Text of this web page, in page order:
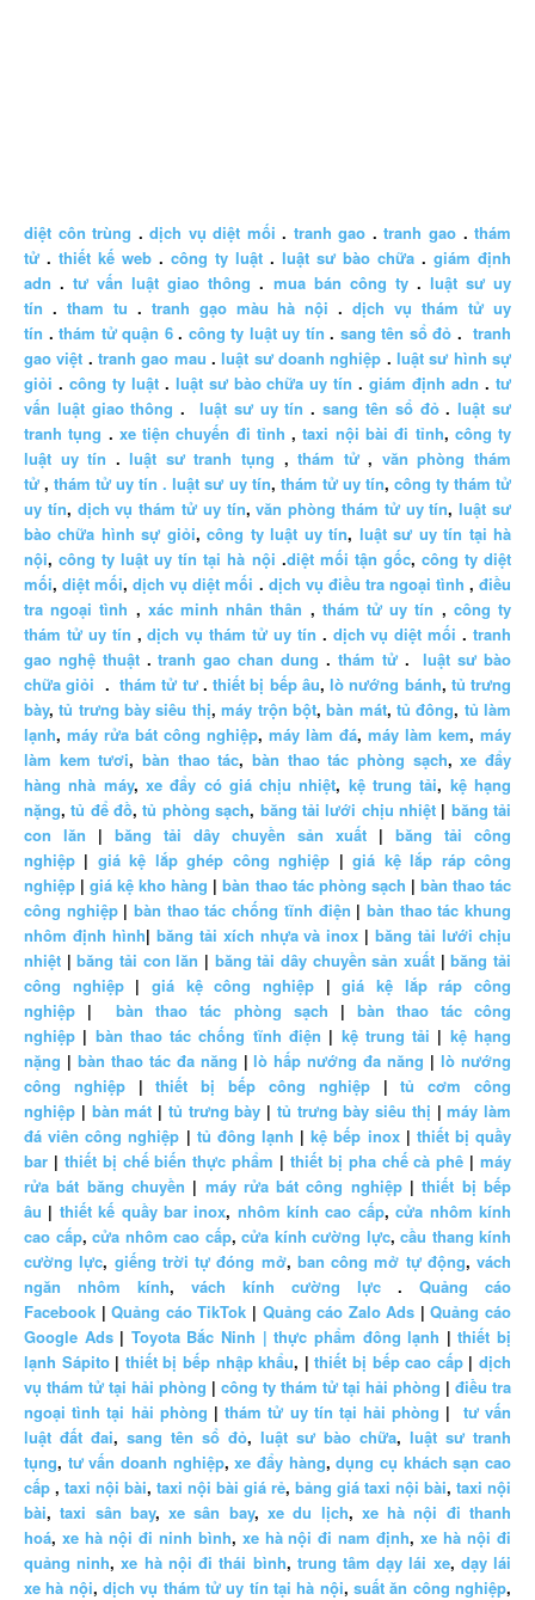
diệt côn trùng .dịch vụ diệt mối . tranh gao .tranh gao .thám
tử . thiết kế web . công ty luật . luật sư bào chữa . giám định
adn .tư vấn luật giao thông . mua bán công ty. luật sư uy
tín . tham tu . tranh gạo màu hà nội .dịch vụ thám tử uy
tín .thám tử quận 6. công ty luật uy tín . sang tên sổ đỏ .tranh
gao việt .tranh gao mau .luật sư doanh nghiệp .luật sư hình sự
giỏi . công ty luật. luật sư bào chữa uy tín .giám định adn .tư
vấn luật giao thông . luật sư uy tín .sang tên sổ đỏ.luật sư
tranh tụng . xe tiện chuyến đi tỉnh ,taxi nội bài đi tỉnh, công ty
luật uy tín .luật sư tranh tụng ,thám tử, văn phòng thám
tử ,thám tử uy tín . luật sư uy tín, thám tử uy tín, công ty thám tử
uy tín, dịch vụ thám tử uy tín,văn phòng thám tử uy tín,luật sư
bào chữa hình sự giỏi,công ty luật uy tín, luật sư uy tín tại hà
nội,công ty luật uy tín tại hà nội .diệt mối tận gốc, công ty diệt
mối,diệt mối,dịch vụ diệt mối . dịch vụ điều tra ngoại tình ,điều
tra ngoại tình , xác minh nhân thân , thám tử uy tín , công ty
thám tử uy tín ,dịch vụ thám tử uy tín . dịch vụ diệt mối .tranh
gao nghệ thuật.tranh gao chan dung . thám tử.luật sư bào
chữa giỏi .thám tử tư.thiết bị bếp âu,lò nướng bánh, tủ trưng
bày,tủ trưng bày siêu thị,máy trộn bột,bàn mát, tủ đông, tủ làm
lạnh, máy rửa bát công nghiệp, máy làm đá, máy làm kem, máy
làm kem tươi,bàn thao tác,bàn thao tác phòng sạch,xe đẩy
hàng nhà máy, xe đẩy có giá chịu nhiệt, kệ trung tải, kệ hạng
nặng,tủ để đồ,tủ phòng sạch, băng tải lưới chịu nhiệt| băng tải
con lăn | băng tải dây chuyền sản xuất | băng tải công
nghiệp | giá kệ lắp ghép công nghiệp |giá kệ lắp ráp công
nghiệp |giá kệ kho hàng |bàn thao tác phòng sạch | bàn thao tác
công nghiệp|bàn thao tác chống tĩnh điện | bàn thao tác khung
nhôm định hình| băng tải xích nhựa và inox |băng tải lưới chịu
nhiệt |băng tải con lăn | băng tải dây chuyền sản xuất |băng tải
công nghiệp|giá kệ công nghiệp |giá kệ lắp ráp công
nghiệp |bàn thao tác phòng sạch | bàn thao tác công
nghiệp | bàn thao tác chống tĩnh điện | kệ trung tải | kệ hạng
nặng | bàn thao tác đa năng |lò hấp nướng đa năng |lò nướng
công nghiệp|thiết bị bếp công nghiệp|tủ cơm công
nghiệp | bàn mát | tủ trưng bày | tủ trưng bày siêu thị |máy làm
đá viên công nghiệp | tủ đông lạnh |kệ bếp inox| thiết bị quầy
bar | thiết bị chế biến thực phẩm | thiết bị pha chế cà phê | máy
rửa bát băng chuyền | máy rửa bát công nghiệp|thiết bị bếp
âu | thiết kế quầy bar inox, nhôm kính cao cấp,cửa nhôm kính
cao cấp, cửa nhôm cao cấp, cửa kính cường lực, cầu thang kính
cường lực, giếng trời tự đóng mở, ban công mở tự động, vách
ngăn nhôm kính, vách kính cường lực . Quảng cáo
Facebook |Quảng cáo TikTok | Quảng cáo Zalo Ads |Quảng cáo
Google Ads| Toyota Bắc Ninh | thực phẩm đông lạnh |thiết bị
lạnh Sápito | thiết bị bếp nhập khẩu, |thiết bị bếp cao cấp|dịch
vụ thám tử tại hải phòng | công ty thám tử tại hải phòng | điều tra
ngoại tình tại hải phòng |thám tử uy tín tại hải phòng | tư vấn
luật đất đai, sang tên sổ đỏ, luật sư bào chữa, luật sư tranh
tụng, tư vấn doanh nghiệp,xe đẩy hàng,dụng cụ khách sạn cao
cấp , taxi nội bài, taxi nội bài giá rẻ, bảng giá taxi nội bài, taxi nội
bài,taxi sân bay,xe sân bay,xe du lịch, xe hà nội đi thanh
hoá, xe hà nội đi ninh bình, xe hà nội đi nam định,xe hà nội đi
quảng ninh,xe hà nội đi thái bình, trung tâm dạy lái xe, dạy lái
xe hà nội,dịch vụ thám tử uy tín tại hà nội,suất ăn công nghiệp,